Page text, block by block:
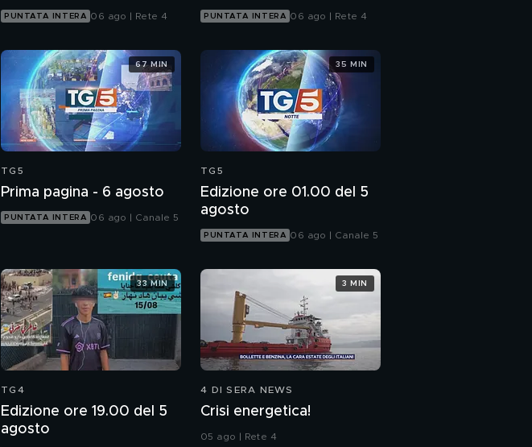
città
PUNTATA INTERA 06 ago | Rete 4 PUNTATA INTERA 06 ago | Rete 4
TG5
Prima pagina - 6 agosto
PUNTATA INTERA 06 ago | Canale 5
67 MIN
TG5
Edizione ore 01.00 del 5
agosto
PUNTATA INTERA 06 ago | Canale 5
35 MIN
TG4
Edizione ore 19.00 del 5
agosto
33 MIN
4 DI SERA NEWS
Crisi energetica!
05 ago | Rete 4
3 MIN